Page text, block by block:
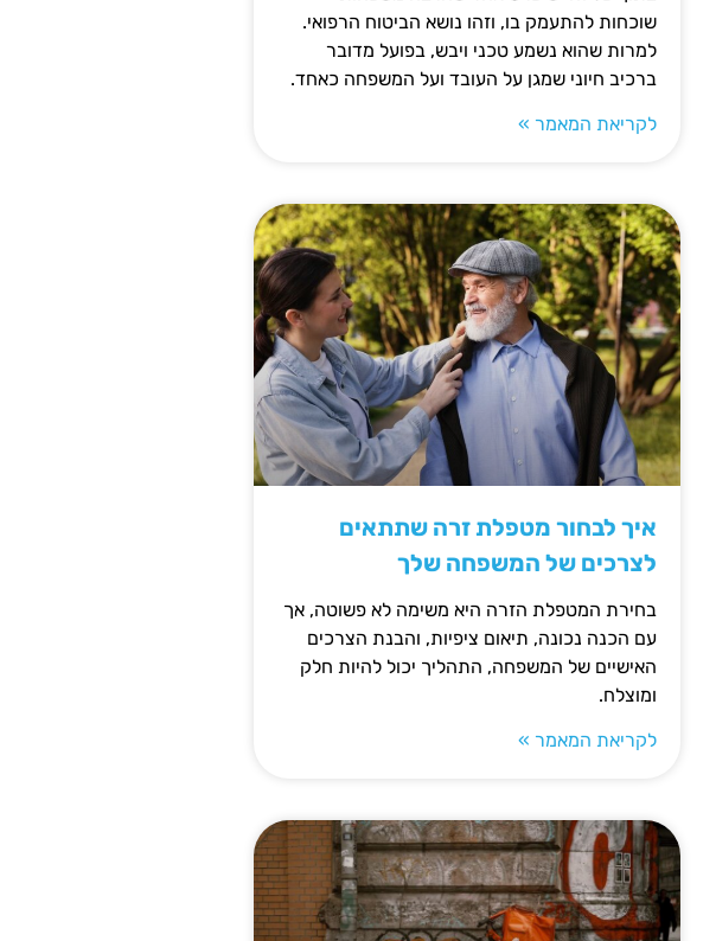
שוכחות להתעמק בו, וזהו נושא הביטוח הרפואי.
למרות שהוא נשמע טכני ויבש, בפועל מדובר
ברכיב חיוני שמגן על העובד ועל המשפחה כאחד.
לקריאת המאמר »
איך לבחור מטפלת זרה שתתאים
לצרכים של המשפחה שלך
בחירת המטפלת הזרה היא משימה לא פשוטה, אך
עם הכנה נכונה, תיאום ציפיות, והבנת הצרכים
האישיים של המשפחה, התהליך יכול להיות חלק
ומוצלח.
לקריאת המאמר »